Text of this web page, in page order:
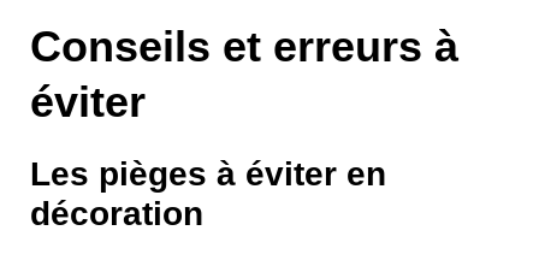
Conseils et erreurs à
éviter
Les pièges à éviter en
décoration